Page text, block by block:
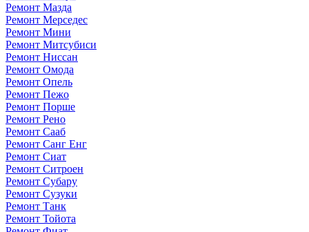
Ремонт Мазда
Ремонт Мерседес
Ремонт Мини
Ремонт Митсубиси
Ремонт Ниссан
Ремонт Омода
Ремонт Опель
Ремонт Пежо
Ремонт Порше
Ремонт Рено
Ремонт Сааб
Ремонт Санг Енг
Ремонт Сиат
Ремонт Ситроен
Ремонт Субару
Ремонт Сузуки
Ремонт Танк
Ремонт Тойота